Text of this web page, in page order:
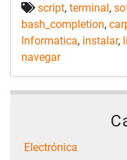
script, terminal,
bash_completion,
Informatica, instalar,
navegar
Electrónica